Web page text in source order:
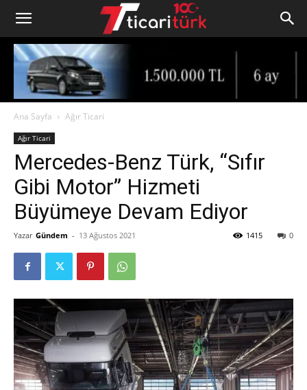
Ana Sayfa Ağır Ticari
Ağır Ticari
Mercedes-Benz Türk, “Sıfır
Gibi Motor” Hizmeti
Büyümeye Devam Ediyor
Yazar Gündem - 13 Ağustos 2021 0
1415